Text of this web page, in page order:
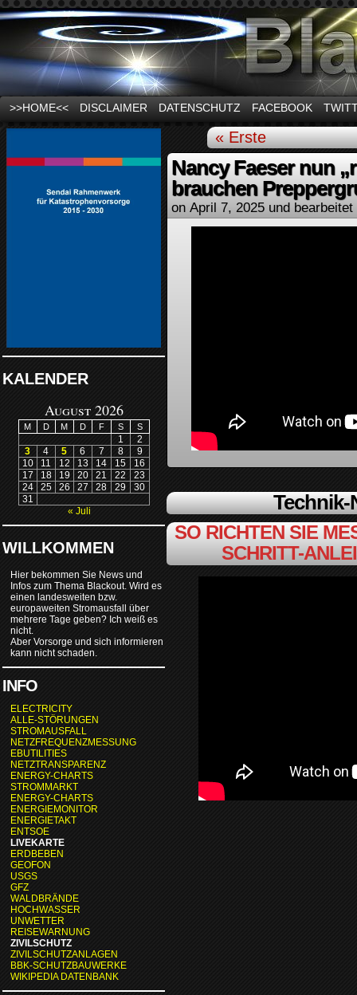
News und Infos zum Thema Stromausfall
>>HOME<< DISCLAIMER DATENSCHUTZ FACEBOOK
KALENDER
August 2026
M D M D F S S
1
2
3
4 5 6 7 8
9
10
11 12 13 14 15
16
17
18 19 20 21 22
23
24
25 26 27 28 29
30
31
« Juli
WILLKOMMEN
Hier bekommen Sie News und
Infos zum Thema Blackout. Wird es
einen landesweiten bzw.
europaweiten Stromausfall über
mehrere Tage geben? Ich weiß es
nicht.
Aber Vorsorge und sich informieren
kann nicht schaden.
INFO
ELECTRICITY
ALLE-STÖRUNGEN
STROMAUSFALL
NETZFREQUENZMESSUNG
EBUTILITIES
NETZTRANSPARENZ
ENERGY-CHARTS
STROMMARKT
ENERGY-CHARTS
ENERGIEMONITOR
ENERGIETAKT
ENTSOE
LIVEKARTE
ERDBEBEN
GEOFON
USGS
GFZ
WALDBRÄNDE
HOCHWASSER
UNWETTER
REISEWARNUNG
ZIVILSCHUTZ
ZIVILSCHUTZANLAGEN
BBK-SCHUTZBAUWERKE
WIKIPEDIA DATENBANK
« Erste
Nancy Faeser nun
brauchen
on April 7, 2025 und
SO RICHTEN SIE
SCHRITT-